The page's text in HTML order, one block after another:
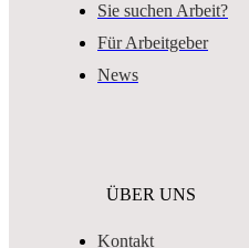
Sie suchen Arbeit?
Für Arbeitgeber
News
ÜBER UNS
Kontakt